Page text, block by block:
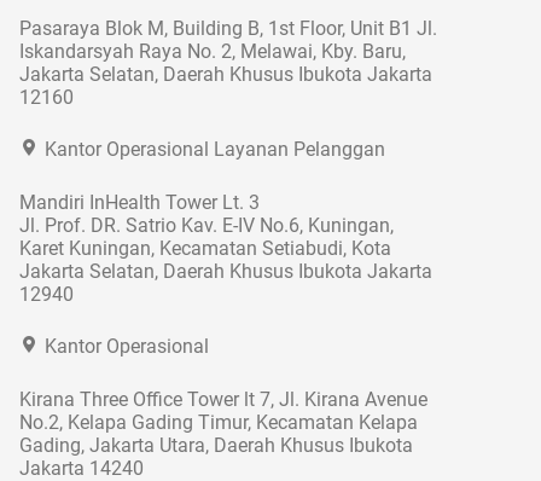
Pasaraya Blok M, Building B, 1st Floor, Unit B1 Jl.
Iskandarsyah Raya No. 2, Melawai, Kby. Baru,
Jakarta Selatan, Daerah Khusus Ibukota Jakarta
12160
Kantor Operasional Layanan Pelanggan
Mandiri InHealth Tower Lt. 3
Jl. Prof. DR. Satrio Kav. E-IV No.6, Kuningan,
Karet Kuningan, Kecamatan Setiabudi, Kota
Jakarta Selatan, Daerah Khusus Ibukota Jakarta
12940
Kantor Operasional
Kirana Three Office Tower lt 7, Jl. Kirana Avenue
No.2, Kelapa Gading Timur, Kecamatan Kelapa
Gading, Jakarta Utara, Daerah Khusus Ibukota
Jakarta 14240